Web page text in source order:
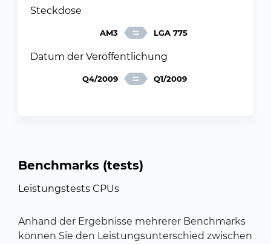
Steckdose
AM3 LGA 775
Datum der Veröffentlichung
Q4/2009 Q1/2009
Benchmarks (tests)
Leistungstests CPUs
Anhand der Ergebnisse mehrerer Benchmarks
können Sie den Leistungsunterschied zwischen